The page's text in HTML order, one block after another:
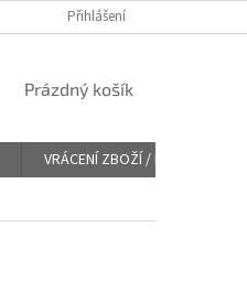
Přihlášení
NÁKUPNÍ
Prázdný košík
VRÁCENÍ ZBOŽÍ / REKLAMACE